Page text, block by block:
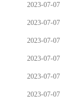
2023-07-07
2023-07-07
2023-07-07
2023-07-07
2023-07-07
2023-07-07